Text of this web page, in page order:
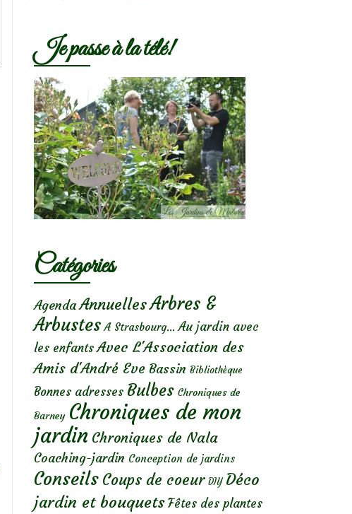
Je passe à la télé!
Catégories
Agenda AnnuellesArbres &
Arbustes A Strasbourg... Au jardin avec
les enfants Avec L'Association des
Amis d'André Eve Bassin Bibliothèque
Bonnes adresses Bulbes Chroniques de
Barney Chroniques de mon
jardin Chroniques de Nala
Coaching-jardin Conception de jardins
Conseils Coups de coeur DIY Déco
jardin et bouquets Fêtes des plantes